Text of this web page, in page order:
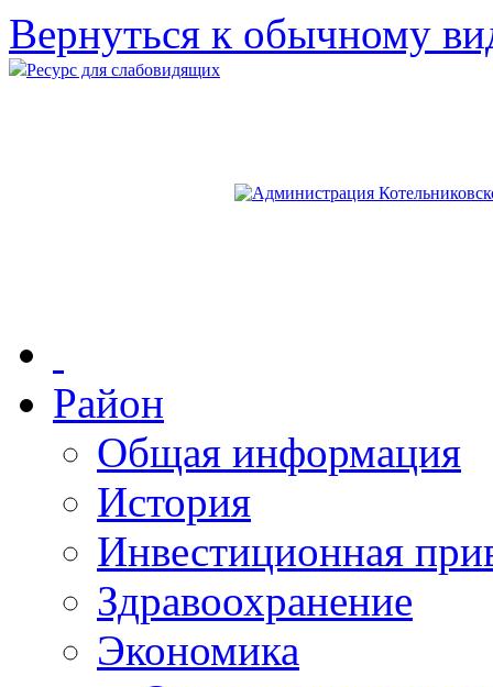
Вернуться к обычному
Ресурс для слабовидящих
Район
Общая информация
История
Инвестиционная
Здравоохранение
Экономика